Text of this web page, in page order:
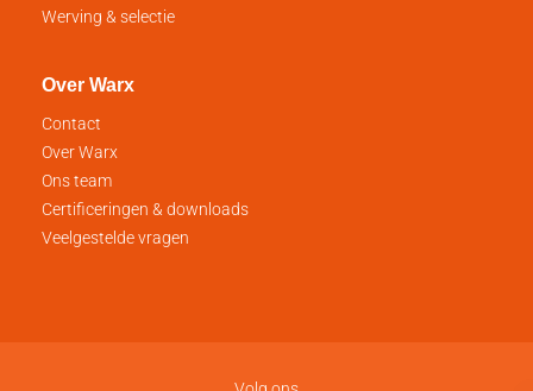
Werving & selectie
Over Warx
Contact
Over Warx
Ons team
Certificeringen & downloads
Veelgestelde vragen